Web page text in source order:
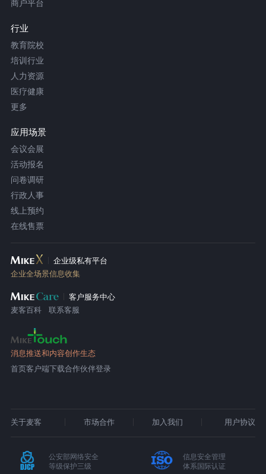
商户平台
行业
教育院校
培训行业
人力资源
医疗健康
更多
应用场景
会议会展
活动报名
问卷调研
行政人事
线上预约
在线售票
企业级私有平台
企业全场景信息收集
客户服务中心
麦客百科
联系客服
消息推送和内容创作生态
首页客户端下载合作伙伴登录
关于麦客 市场合作 加入我们 用户协议
公安部网络安全
等级保护三级
信息安全管理
体系国际认证